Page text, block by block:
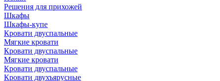
Решения для прихожей
Шкафы
Шкафы-купе
Кровати двуспальные
Мягкие кровати
Кровати двуспальные
Мягкие кровати
Кровати двуспальные
Кровати двухъярусные